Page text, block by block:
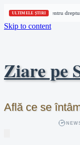
ULTIMELE ȘTIRI
Trei organizații pentru
Skip to content
Ziare pe
Află ce se